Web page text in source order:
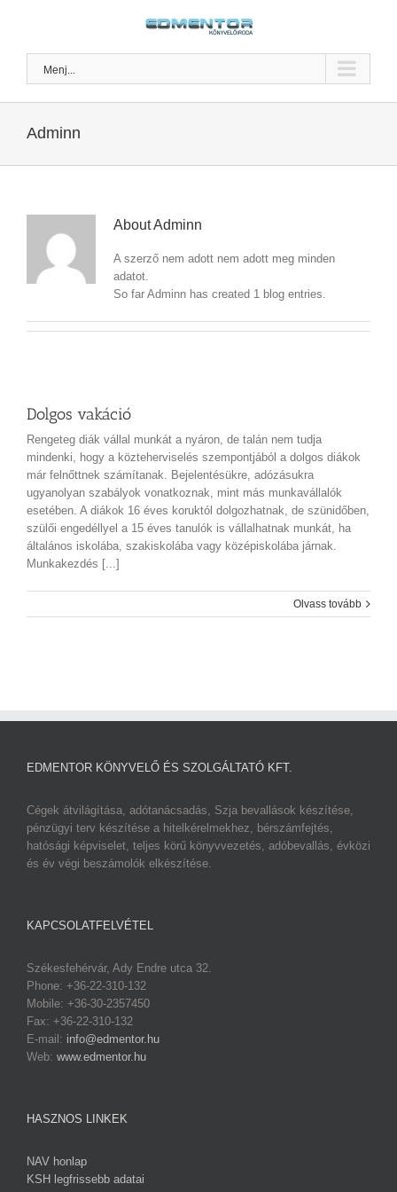
Menj...
Adminn
AboutAdminn
A szerző nem adott nem adott meg minden
adatot.
So far Adminn has created 1 blog entries.
Dolgos vakáció
Rengeteg diák vállal munkát a nyáron, de talán nem tudja
mindenki, hogy a közteherviselés szempontjából a dolgos diákok
már felnőttnek számítanak. Bejelentésükre, adózásukra
ugyanolyan szabályok vonatkoznak, mint más munkavállalók
esetében. A diákok 16 éves koruktól dolgozhatnak, de szünidőben,
szülői engedéllyel a 15 éves tanulók is vállalhatnak munkát, ha
általános iskolába, szakiskolába vagy középiskolába járnak.
Munkakezdés [...]
Olvass tovább
EDMENTOR KÖNYVELŐ ÉS SZOLGÁLTATÓ KFT.
Cégek átvilágítása, adótanácsadás, Szja bevallások készítése,
pénzügyi terv készítése a hitelkérelmekhez, bérszámfejtés,
hatósági képviselet, teljes körű könyvvezetés, adóbevallás, évközi
és év végi beszámolók elkészítése.
KAPCSOLATFELVÉTEL
Székesfehérvár, Ady Endre utca 32.
Phone: +36-22-310-132
Mobile: +36-30-2357450
Fax: +36-22-310-132
E-mail: info@edmentor.hu
Web: www.edmentor.hu
HASZNOS LINKEK
NAV honlap
KSH legfrissebb adatai